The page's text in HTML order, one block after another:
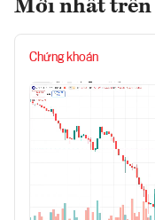
Mới nhất trên
Chứng khoán